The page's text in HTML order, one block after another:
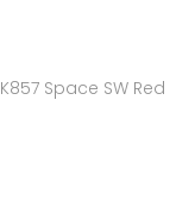
Space SW Red